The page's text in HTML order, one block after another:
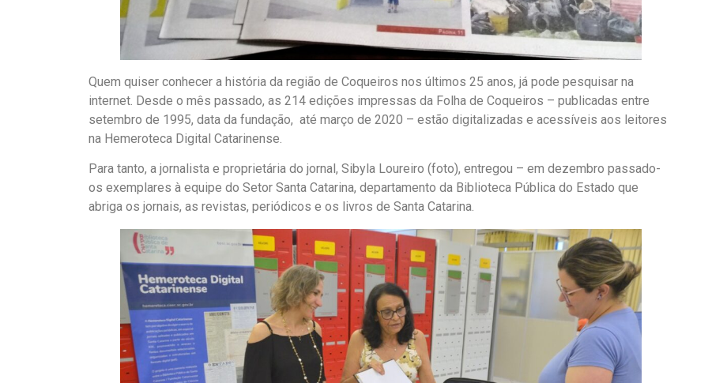
Quem quiser conhecer a história da região de Coqueiros nos últimos 25 anos, já pode pesquisar na
internet. Desde o mês passado, as 214 edições impressas da Folha de Coqueiros – publicadas entre
setembro de 1995, data da fundação, até março de 2020 – estão digitalizadas e acessíveis aos leitores
na Hemeroteca Digital Catarinense.
Para tanto, a jornalista e proprietária do jornal, Sibyla Loureiro (foto), entregou – em dezembro passado-
os exemplares à equipe do Setor Santa Catarina, departamento da Biblioteca Pública do Estado que
abriga os jornais, as revistas, periódicos e os livros de Santa Catarina.